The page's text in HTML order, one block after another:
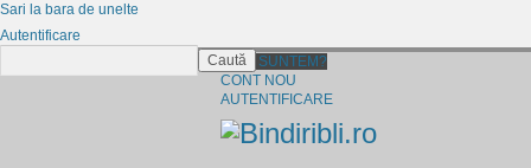
CINE SUNTEM?
CONT NOU
AUTENTIFICARE
Sari la bara de unelte
Autentificare
Caută